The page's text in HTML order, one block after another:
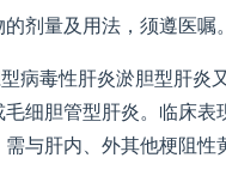
的剂量及用法，须遵医嘱。
病毒性肝炎淤胆型肝炎
毛细胆管型肝炎。临床表
与肝内、外其他梗阻性